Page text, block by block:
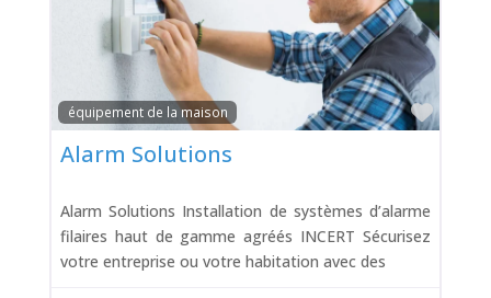
équipement de la maison
Alarm Solutions
Alarm Solutions Installation de systèmes d’alarme
filaires haut de gamme agréés INCERT Sécurisez
votre entreprise ou votre habitation avec des